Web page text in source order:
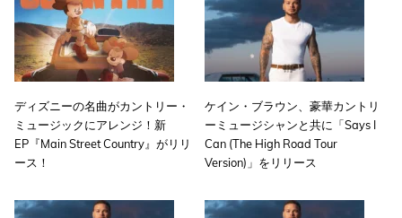
ディズニーの名曲がカントリー・
ミュージックにアレンジ！新
EP『Main Street Country』がリリ
ース！
ケイン・ブラウン、豪華カントリ
ーミュージシャンと共に「Says I
Can (The High Road Tour
Version)」をリリース